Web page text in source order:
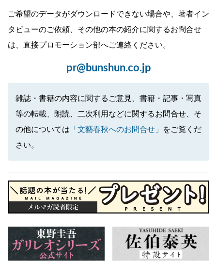
ご希望のデータがダウンロードできない場合や、著者イン
タビューのご依頼、その他の本の紹介に関するお問合せ
は、直接プロモーション部へご連絡ください。
pr@bunshun.co.jp
雑誌・書籍の内容に関するご意見、書籍・記事・写真
等の転載、朗読、二次利用などに関するお問合せ、そ
の他については 「文藝春秋へのお問合せ」
をご覧くだ
さい。